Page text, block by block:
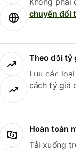
Không phải
chuyển đổi
Theo dõi tỷ
Lưu các
cách tỷ giá
Hoàn toàn
Tải xuống